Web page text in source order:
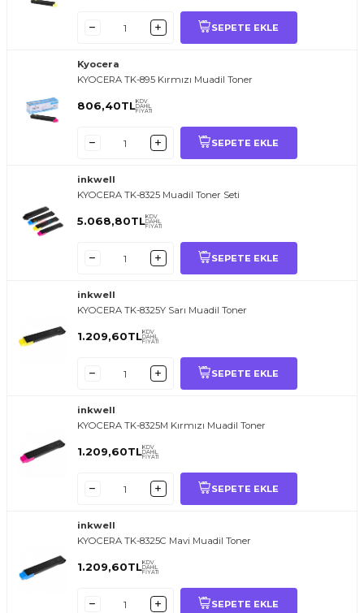
SEPETE EKLE
Kyocera
KYOCERA TK-895 Kırmızı Muadil Toner
806,40TLKDV
DAHİL
FİYATI
SEPETE EKLE
inkwell
KYOCERA TK-8325 Muadil Toner Seti
5.068,80TLKDV
DAHİL
FİYATI
SEPETE EKLE
inkwell
KYOCERA TK-8325Y Sarı Muadil Toner
1.209,60TLKDV
DAHİL
FİYATI
SEPETE EKLE
inkwell
KYOCERA TK-8325M Kırmızı Muadil Toner
1.209,60TLKDV
DAHİL
FİYATI
SEPETE EKLE
inkwell
KYOCERA TK-8325C Mavi Muadil Toner
1.209,60TLKDV
DAHİL
FİYATI
SEPETE EKLE